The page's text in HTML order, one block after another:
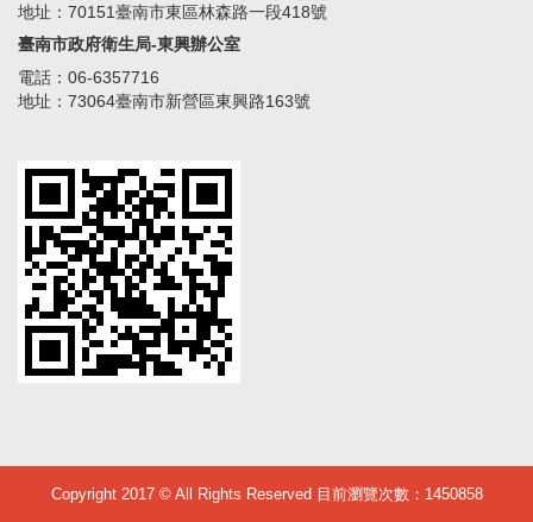
地址：70151臺南市東區林森路一段418號
臺南市政府衛生局-東興辦公室
電話：06-6357716
地址：73064臺南市新營區東興路163號
Copyright 2017 © All Rights Reserved 目前瀏覽次數： 1450858